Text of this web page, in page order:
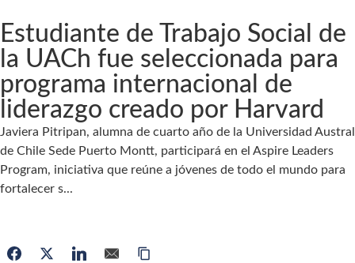
Estudiante de Trabajo Social de
la UACh fue seleccionada para
programa internacional de
liderazgo creado por Harvard
Javiera Pitripan, alumna de cuarto año de la Universidad Austral
de Chile Sede Puerto Montt, participará en el Aspire Leaders
Program, iniciativa que reúne a jóvenes de todo el mundo para
fortalecer s...